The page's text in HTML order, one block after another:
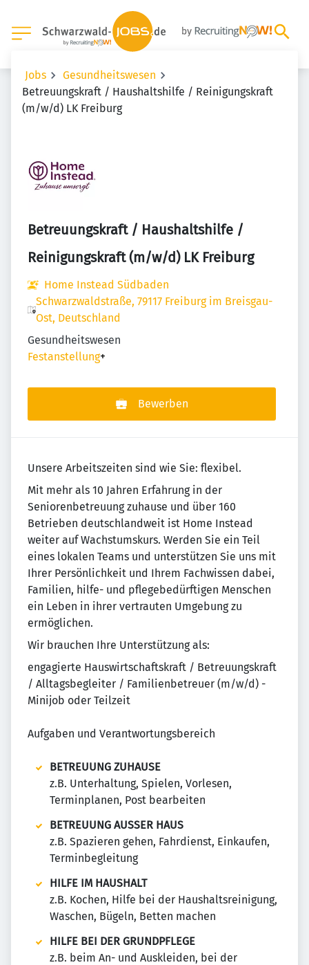
Jobs
Gesundheitswesen
Betreuungskraft / Haushaltshilfe / Reinigungskraft
(m/w/d) LK Freiburg
Betreuungskraft / Haushaltshilfe /
Reinigungskraft (m/w/d) LK Freiburg
Home Instead Südbaden
Schwarzwaldstraße, 79117 Freiburg im Breisgau-
Ost, Deutschland
Gesundheitswesen
Festanstellung+
Bewerben
Unsere Arbeitszeiten sind wie Sie: flexibel.
Mit mehr als 10 Jahren Erfahrung in der
Seniorenbetreuung zuhause und über 160
Betrieben deutschlandweit ist Home Instead
weiter auf Wachstumskurs. Werden Sie ein Teil
eines lokalen Teams und unterstützen Sie uns mit
Ihrer Persönlichkeit und Ihrem Fachwissen dabei,
Familien, hilfe- und pflegebedürftigen Menschen
ein Leben in ihrer vertrauten Umgebung zu
ermöglichen.
Wir brauchen Ihre Unterstützung als:
engagierte Hauswirtschaftskraft / Betreuungskraft
/ Alltagsbegleiter / Familienbetreuer (m/w/d) -
Minijob oder Teilzeit
Aufgaben und Verantwortungsbereich
BETREUUNG ZUHAUSE
z.B. Unterhaltung, Spielen, Vorlesen,
Terminplanen, Post bearbeiten
BETREUUNG AUSSER HAUS
z.B. Spazieren gehen, Fahrdienst, Einkaufen,
Terminbegleitung
HILFE IM HAUSHALT
z.B. Kochen, Hilfe bei der Haushaltsreinigung,
Waschen, Bügeln, Betten machen
HILFE BEI DER GRUNDPFLEGE
z.B. beim An- und Auskleiden, bei der